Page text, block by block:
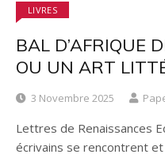
LIVRES
BAL D’AFRIQUE
OU UN ART
3 Novembre 2025
Lettres de Renaissances
écrivains se rencontrent et